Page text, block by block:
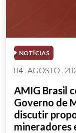
NOTÍCIAS
04 . AGOSTO .
AMIG Brasil
Governo de
discutir
mineradores